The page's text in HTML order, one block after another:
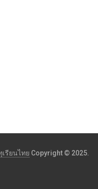
เรียนไทย Copyright © 2025.